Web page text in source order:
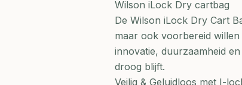
Wilson iLock Dry cartbag
De Wilson iLock Dry Cart
maar ook voorbereid
innovatie, duurzaamheid
droog blijft.
Veilig & Geluidloos met I-